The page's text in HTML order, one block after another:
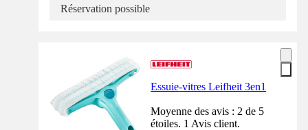
Réservation possible
Essuie-vitres Leifheit 3en1
Moyenne des avis : 2 de 5
étoiles. 1 Avis client.